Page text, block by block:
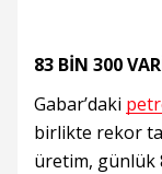
83 BİN 300
Gabar’daki
birlikte rekor
üretim, günlük